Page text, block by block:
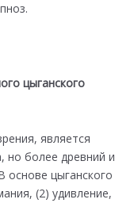
цыганского
является
но более древний и
основе цыганского
(2) удивление,